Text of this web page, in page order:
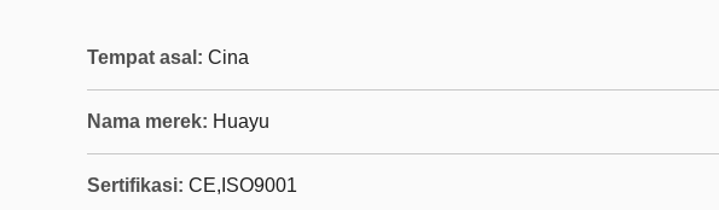
Tempat asal: Cina
Nama merek: Huayu
Sertifikasi: CE,ISO9001